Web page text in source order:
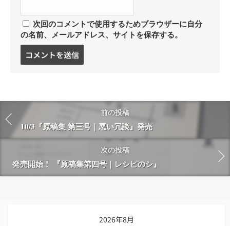
次回のコメントで使用するためブラウザーに自分
の名前、メールアドレス、サイトを保存する。
コ
る
前の投稿
10/3『原稿集 第三号｜悪い冗談』発売
次の投稿
発売開始！ 『原稿集第四号｜レシピのシ』
2026年8月